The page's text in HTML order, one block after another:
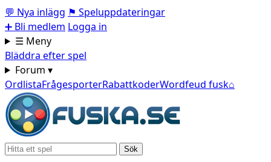
💬 Nya inlägg ⚑ Speluppdateringar
➕ Bli medlem Logga in
☰ Meny
Bläddra efter spel
Forum ▾
OrdlistaFrågesporterRabattkoderWordfeud fusk⌂
Sök